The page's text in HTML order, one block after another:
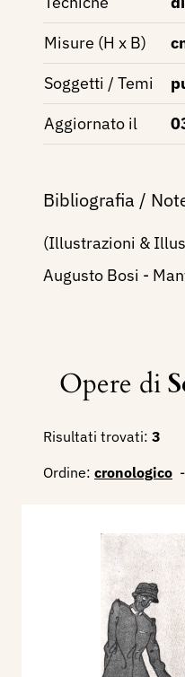
Misure (H x B)
Soggetti / Temi
Aggiornato il
Bibliografia /
(Illustrazioni &
Augusto Bosi -
Opere di
Risultati trovati: 3
Ordine: cronologico -